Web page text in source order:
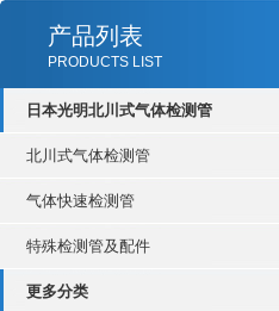
产品列表
PRODUCTS LIST
日本光明北川式气体检测管
北川式气体检测管
气体快速检测管
特殊检测管及配件
更多分类